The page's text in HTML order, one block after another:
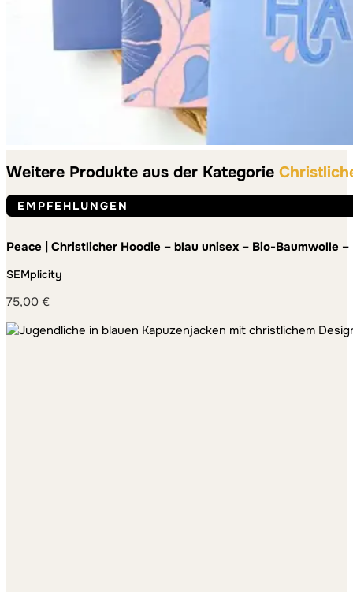
Weitere Produkte aus der Kategorie
EMPFEHLUNGEN
Peace | Christlicher Hoodie – blau unisex – Bio-Baumwolle
SEMplicity
75,00 €